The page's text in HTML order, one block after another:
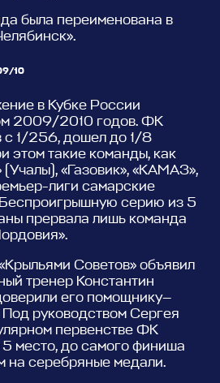
была переименована в
10
в Кубке России
2009/2010 годов. ФК
с 1/256, дошел до 1/8
этом такие команды, как
(Учалы), «Газовик», «КАМАЗ»,
лиги самарские
серию из 5
прервала лишь команда
Советов» объявил
тренер Константин
его помощнику—
руководством Сергея
первенстве ФК
5 место, до самого финиша
на серебряные медали.